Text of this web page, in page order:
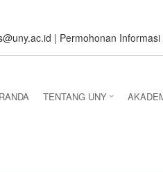
| Permohonan
TENTANG UNY